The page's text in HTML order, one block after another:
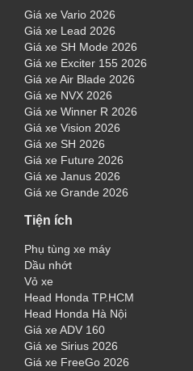
Giá xe Vario 2026
Giá xe Lead 2026
Giá xe SH Mode 2026
Giá xe Exciter 155 2026
Giá xe Air Blade 2026
Giá xe NVX 2026
Giá xe Winner R 2026
Giá xe Vision 2026
Giá xe SH 2026
Giá xe Future 2026
Giá xe Janus 2026
Giá xe Grande 2026
Tiện ích
Phụ tùng xe máy
Dầu nhớt
Vỏ xe
Head Honda TP.HCM
Head Honda Hà Nội
Giá xe ADV 160
Giá xe Sirius 2026
Giá xe FreeGo 2026